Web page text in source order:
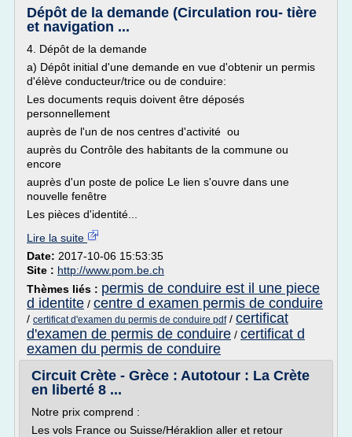
Dépôt de la demande (Circulation rou- tière
et navigation ...
4. Dépôt de la demande
a) Dépôt initial d'une demande en vue d'obtenir un permis
d'élève conducteur/trice ou de conduire:
Les documents requis doivent être déposés
personnellement
auprès de l'un de nos centres d'activité ou
auprès du Contrôle des habitants de la commune ou
encore
auprès d'un poste de police Le lien s'ouvre dans une
nouvelle fenêtre
Les pièces d'identité...
Lire la suite
Date: 2017-10-06 15:53:35
Site : http://www.pom.be.ch
Thèmes liés : permis de conduire est il une piece
d identite / centre d examen permis de conduire
/ certificat d'examen du permis de conduire pdf/ certificat
d'examen de permis de conduire / certificat d
examen du permis de conduire
Circuit Crète - Grèce : Autotour : La Crète
en liberté 8 ...
Notre prix comprend :
Les vols France ou Suisse/Héraklion aller et retour